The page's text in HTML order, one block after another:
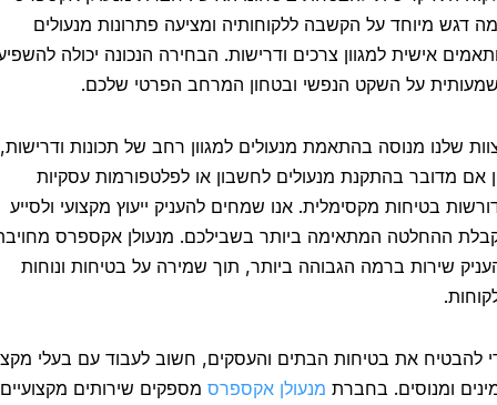
מיוחד על הקשבה ללקוחותיה ומציעה פתרונות מנעולים
אישית למגוון צרכים ודרישות. הבחירה הנכונה יכולה להשפיע
על השקט הנפשי ובטחון המרחב הפרטי שלכם.
שלנו מנוסה בהתאמת מנעולים למגוון רחב של תכונות ודרישות,
מדובר בהתקנת מנעולים לחשבון או לפלטפורמות עסקיות
בטיחות מקסימלית. אנו שמחים להעניק ייעוץ מקצועי ולסייע
ההחלטה המתאימה ביותר בשבילכם. מנעולן אקספרס מחויבת
שירות ברמה הגבוהה ביותר, תוך שמירה על בטיחות ונוחות
את בטיחות הבתים והעסקים, חשוב לעבוד עם בעלי מקצוע
ומנוסים. בחברתמנעולן אקספרסמספקים שירותים מקצועיים